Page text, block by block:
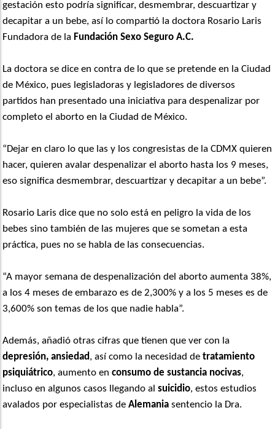
gestación esto podría significar, desmembrar, descuartizar y
decapitar a un bebe, así lo compartió la doctora Rosario Laris
Fundadora de la Fundación Sexo Seguro A.C.
La doctora se dice en contra de lo que se pretende en la Ciudad
de México, pues legisladoras y legisladores de diversos
partidos han presentado una iniciativa para despenalizar por
completo el aborto en la Ciudad de México.
“Dejar en claro lo que las y los congresistas de la CDMX quieren
hacer, quieren avalar despenalizar el aborto hasta los 9 meses,
eso significa desmembrar, descuartizar y decapitar a un bebe”.
Rosario Laris dice que no solo está en peligro la vida de los
bebes sino también de las mujeres que se sometan a esta
práctica, pues no se habla de las consecuencias.
“A mayor semana de despenalización del aborto aumenta 38%,
a los 4 meses de embarazo es de 2,300% y a los 5 meses es de
3,600% son temas de los que nadie habla”.
Además, añadió otras cifras que tienen que ver con la
depresión, ansiedad, así como la necesidad de tratamiento
psiquiátrico, aumento enconsumo de sustancia nocivas,
incluso en algunos casos llegando alsuicidio, estos estudios
avalados por especialistas deAlemania sentencio la Dra.